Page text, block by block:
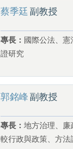
蔡季廷 副教授
專長： 國際公法、
證研究
郭銘峰副教授
專長： 地方治理、廉
較行政與政策、方法